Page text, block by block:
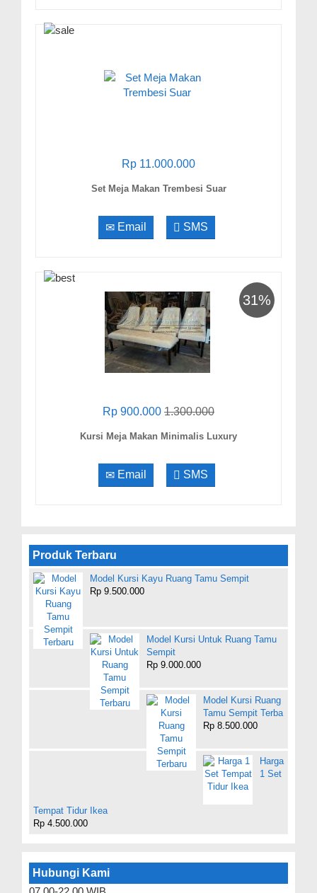
Rp 11.000.000
Set Meja Makan Trembesi Suar
Email SMS
31%
Rp 900.000 1.300.000
Kursi Meja Makan Minimalis Luxury
Email SMS
Produk Terbaru
Model Kursi Kayu Ruang Tamu Sempit
Rp 9.500.000
Model Kursi Untuk Ruang Tamu
Sempit
Rp 9.000.000
Model Kursi Ruang
Tamu Sempit Terba
Rp 8.500.000
Harga
1 Set
Tempat Tidur Ikea
Rp 4.500.000
Hubungi Kami